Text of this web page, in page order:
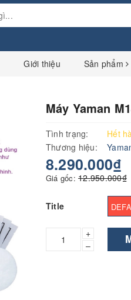
Giới thiệu Sản phẩm
Máy Yaman
Tình trạng:
Hết
Thương hiệu:
8.290.000₫
Giá gốc: 12.950.000₫
Title
+
–